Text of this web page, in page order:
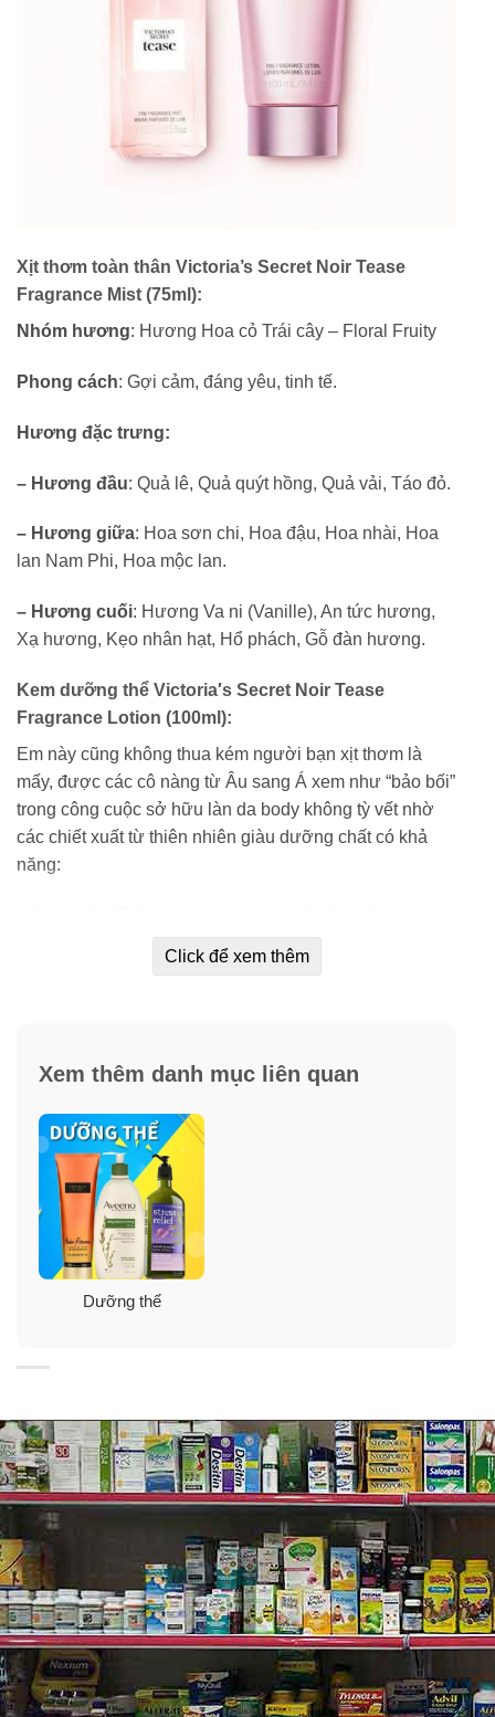
Xịt thơm toàn thân Victoria’s Secret Noir Tease
Fragrance Mist (75ml):
Nhóm hương: Hương Hoa cỏ Trái cây – Floral Fruity
Phong cách: Gợi cảm, đáng yêu, tinh tế.
Hương đặc trưng:
– Hương đầu: Quả lê, Quả quýt hồng, Quả vải, Táo đỏ.
– Hương giữa: Hoa sơn chi, Hoa đậu, Hoa nhài, Hoa
lan Nam Phi, Hoa mộc lan.
– Hương cuối: Hương Va ni (Vanille), An tức hương,
Xạ hương, Kẹo nhân hạt, Hổ phách, Gỗ đàn hương.
Kem dưỡng thể Victoria′s Secret Noir Tease
Fragrance Lotion (100ml):
Em này cũng không thua kém người bạn xịt thơm là
mấy, được các cô nàng từ Âu sang Á xem như “bảo bối”
trong công cuộc sở hữu làn da body không tỳ vết nhờ
các chiết xuất từ thiên nhiên giàu dưỡng chất có khả
năng:
+ Mang đến hương thơm đầy hấp dẫn, gợi cảm và lưu
Click để xem thêm
Xem thêm danh mục liên quan
Dưỡng thể